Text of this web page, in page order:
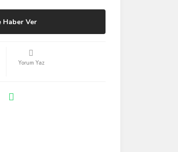
Haber Ver
Yorum Yaz